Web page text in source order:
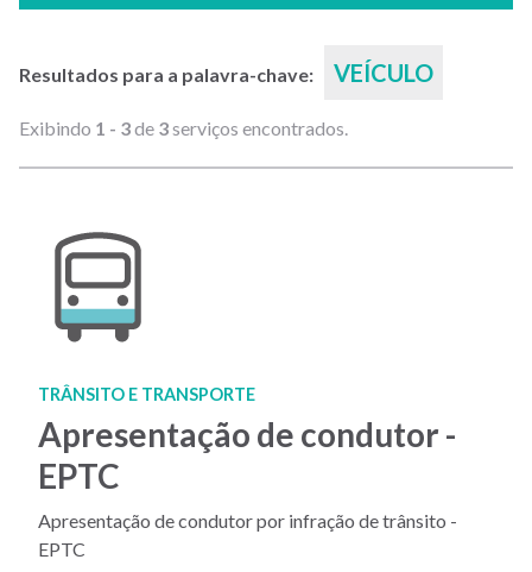
Resultados para a palavra-chave: VEÍCULO
Exibindo 1 - 3de 3serviços encontrados.
TRÂNSITO E TRANSPORTE
Apresentação de condutor -
EPTC
Apresentação de condutor por infração de trânsito -
EPTC